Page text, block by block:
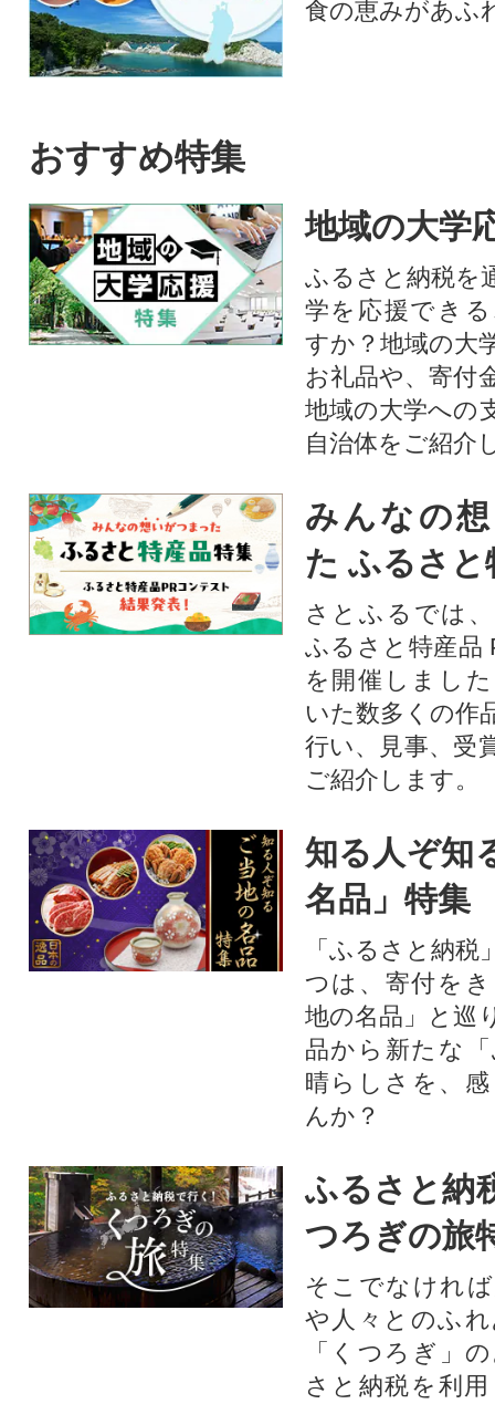
食の恵みがあふ
おすすめ特集
地域の大学
ふるさと納税を
学を応援でき
すか？地域の大
お礼品や、寄付
地域の大学への
自治体をご紹介
みんなの
た ふるさと
さとふるでは
ふるさと特産品
を開催しまし
いた数多くの作
行い、見事、受
ご紹介します。
知る人ぞ知
名品」特集
「ふるさと納
つは、寄付を
地の名品」と巡
品から新たな
晴らしさを、
んか？
ふるさと納
つろぎの旅
そこでなけれ
や人々とのふ
「くつろぎ」
さと納税を利